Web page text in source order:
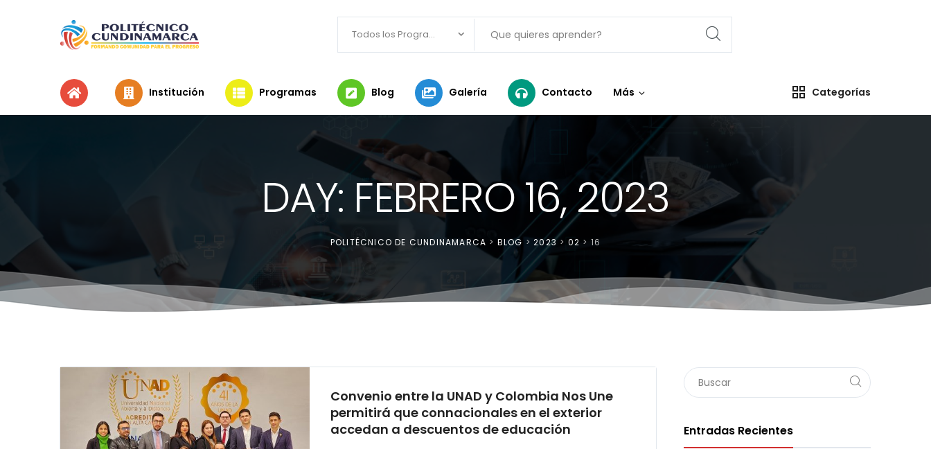
Todos los Programas
Institución Programas Blog Galería Contacto Más Categorías
DAY: FEBRERO 16, 2023
POLITÉCNICO DE CUNDINAMARCA > BLOG >2023> 02 > 16
Convenio entre la UNAD y Colombia Nos Une
permitirá que connacionales en el exterior
accedan a descuentos de educación
Entradas Recientes